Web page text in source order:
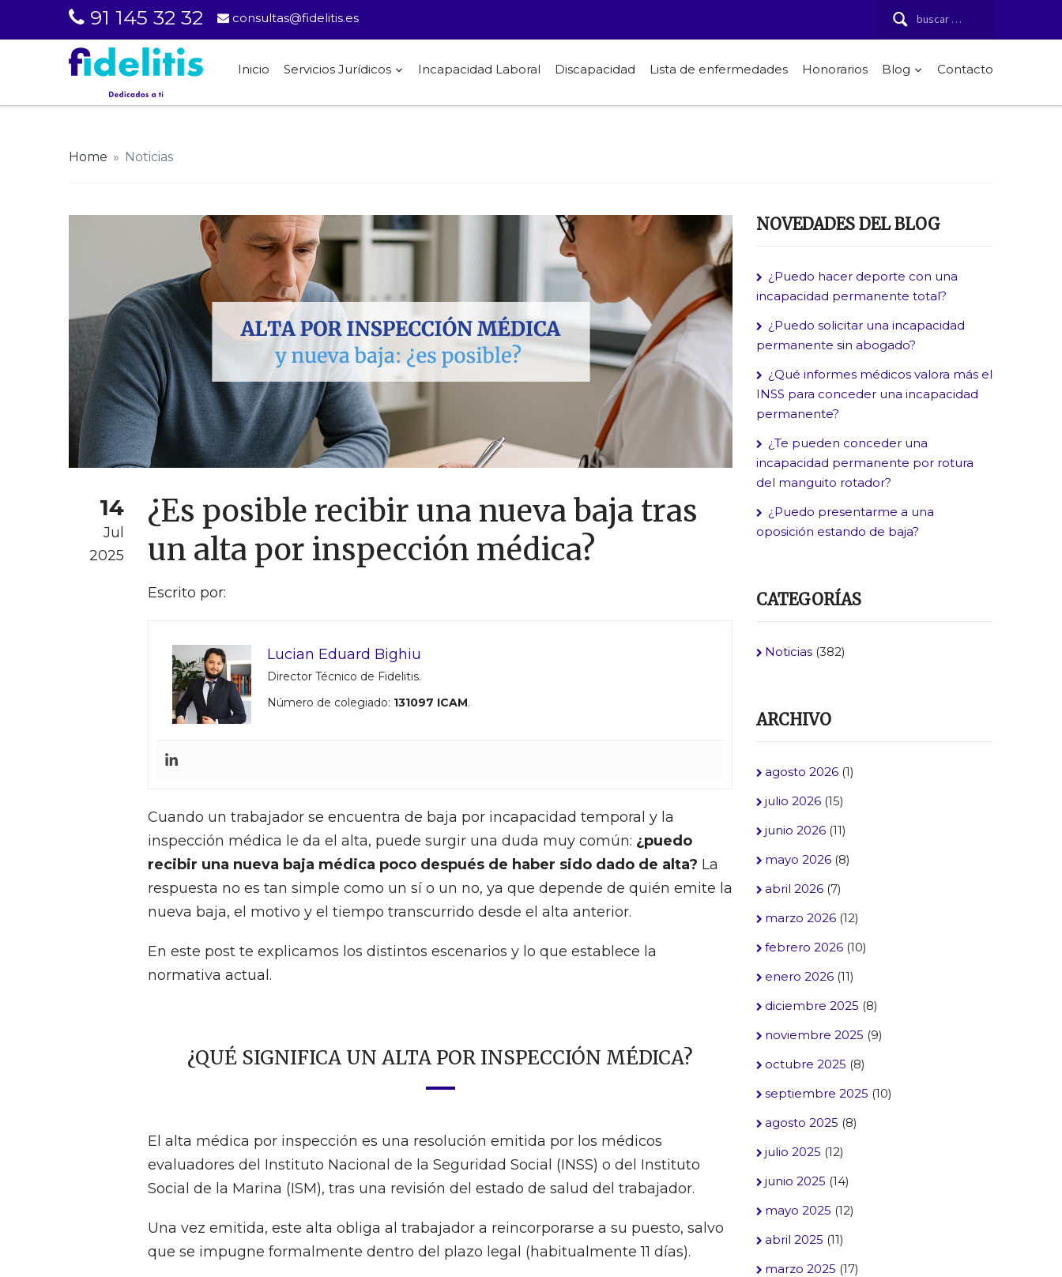
Buscar:
91 145 32 32 consultas@fidelitis.es
Inicio Servicios Jurídicos Incapacidad Laboral Discapacidad Lista de enfermedades Honorarios Blog Contacto
Home » Noticias
14
Jul
2025
¿Es posible recibir una nueva baja tras
un alta por inspección médica?
Escrito por:
Lucian Eduard Bighiu
Director Técnico de Fidelitis.
Número de colegiado: 131097 ICAM.
Cuando un trabajador se encuentra de baja por incapacidad temporal y la
inspección médica le da el alta, puede surgir una duda muy común: ¿puedo
recibir una nueva baja médica poco después de haber sido dado de alta? La
respuesta no es tan simple como un sí o un no, ya que depende de quién emite la
nueva baja, el motivo y el tiempo transcurrido desde el alta anterior.
En este post te explicamos los distintos escenarios y lo que establece la
normativa actual.
¿QUÉ SIGNIFICA UN ALTA POR INSPECCIÓN MÉDICA?
El alta médica por inspección es una resolución emitida por los médicos
evaluadores del Instituto Nacional de la Seguridad Social (INSS) o del Instituto
Social de la Marina (ISM), tras una revisión del estado de salud del trabajador.
Una vez emitida, este alta obliga al trabajador a reincorporarse a su puesto, salvo
que se impugne formalmente dentro del plazo legal (habitualmente 11 días).
NOVEDADES DEL BLOG
¿Puedo hacer deporte con una
incapacidad permanente total?
¿Puedo solicitar una incapacidad
permanente sin abogado?
¿Qué informes médicos valora más el
INSS para conceder una incapacidad
permanente?
¿Te pueden conceder una
incapacidad permanente por rotura
del manguito rotador?
¿Puedo presentarme a una
oposición estando de baja?
CATEGORÍAS
Noticias (382)
ARCHIVO
agosto 2026 (1)
julio 2026 (15)
junio 2026 (11)
mayo 2026 (8)
abril 2026 (7)
marzo 2026 (12)
febrero 2026 (10)
enero 2026 (11)
diciembre 2025 (8)
noviembre 2025 (9)
octubre 2025 (8)
septiembre 2025 (10)
agosto 2025 (8)
julio 2025 (12)
junio 2025 (14)
mayo 2025 (12)
abril 2025 (11)
marzo 2025 (17)